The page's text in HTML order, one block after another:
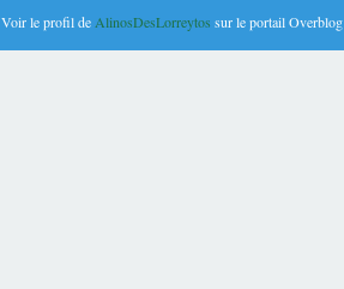
Voir le profil de AlinosDesLorreytos sur le portail Overblog